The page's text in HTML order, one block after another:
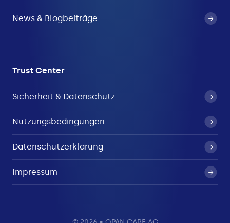
News & Blogbeiträge
Trust Center
Sicherheit & Datenschutz
Nutzungsbedingungen
Datenschutzerklärung
Impressum